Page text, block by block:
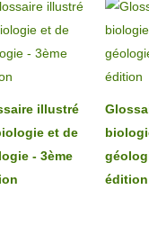
illustré
et de
- 3ème
édition